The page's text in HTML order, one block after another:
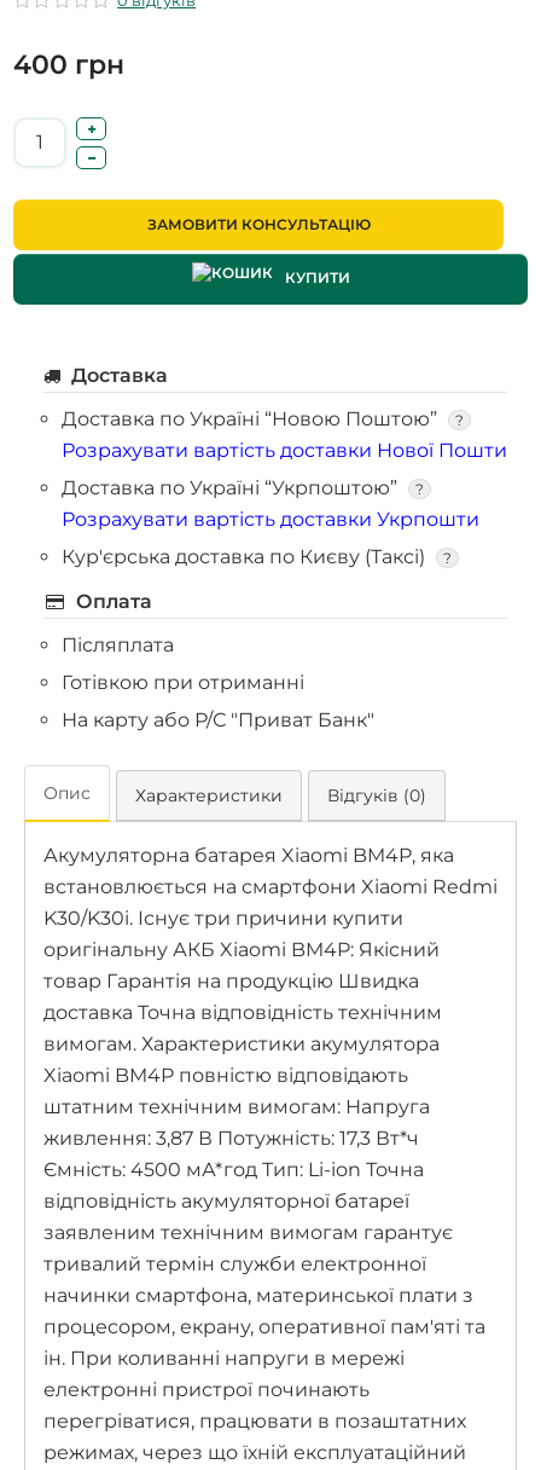
400 грн
ЗАМОВИТИ КОНСУЛЬТАЦІЮ
КУПИТИ
Доставка
Доставка по Україні “Новою Поштою”
?
Розрахувати вартість доставки Нової Пошти
Доставка по Україні “Укрпоштою”
?
Розрахувати вартість доставки Укрпошти
Кур'єрська доставка по Києву (Таксі)
?
Оплата
Післяплата
Готівкою при отриманні
На карту або Р/С "Приват Банк"
Опис Характеристики Відгуків (0)
Акумуляторна батарея Xiaomi BM4P, яка
встановлюється на смартфони Xiaomi Redmi
K30/K30i. Існує три причини купити
оригінальну АКБ Xiaomi BM4P: Якісний
товар Гарантія на продукцію Швидка
доставка Точна відповідність технічним
вимогам. Характеристики акумулятора
Xiaomi BM4P повністю відповідають
штатним технічним вимогам: Напруга
живлення: 3,87 В Потужність: 17,3 Вт*ч
Ємність: 4500 мА*год Тип: Li-ion Точна
відповідність акумуляторної батареї
заявленим технічним вимогам гарантує
тривалий термін служби електронної
начинки смартфона, материнської плати з
процесором, екрану, оперативної пам'яті та
ін. При коливанні напруги в мережі
електронні пристрої починають
перегріватися, працювати в позаштатних
режимах, через що їхній експлуатаційний